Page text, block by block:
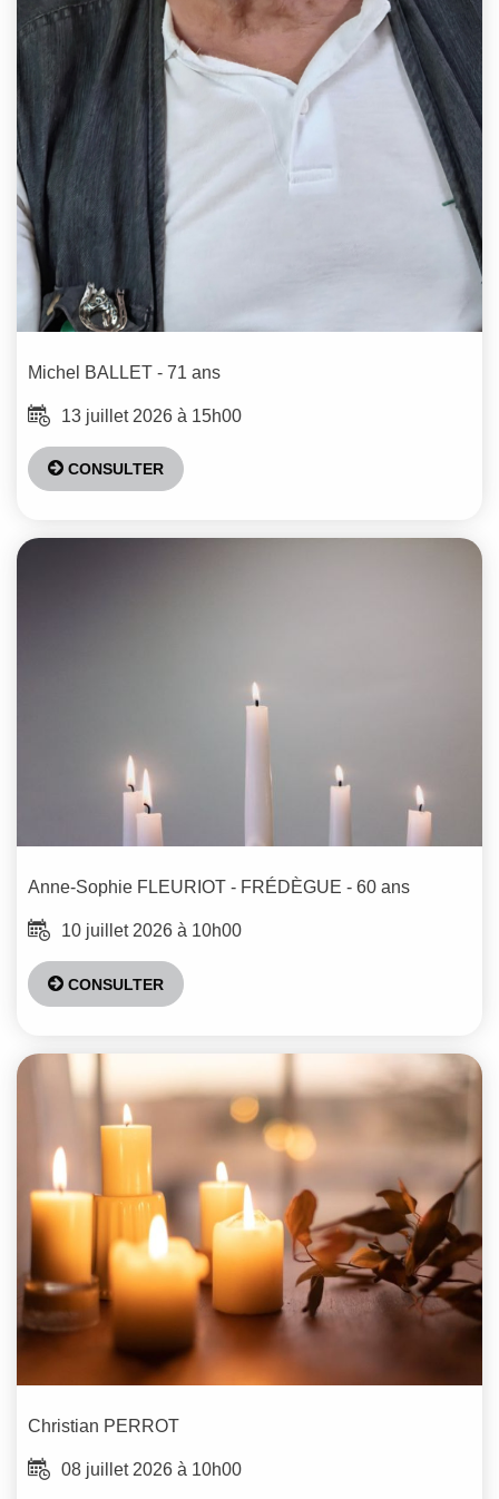
Michel BALLET - 71 ans
13 juillet 2026 à 15h00
CONSULTER
Anne-Sophie FLEURIOT - FRÉDÈGUE - 60 ans
10 juillet 2026 à 10h00
CONSULTER
Christian PERROT
08 juillet 2026 à 10h00